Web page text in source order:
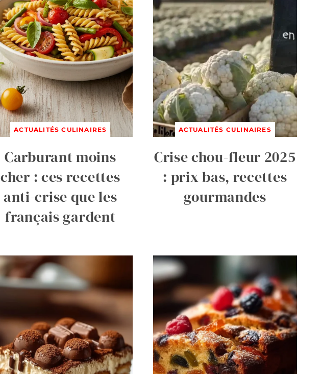
ACTUALITÉS CULINAIRES
Carburant moins
cher : ces recettes
anti-crise que les
français gardent
ACTUALITÉS CULINAIRES
Crise chou-fleur 2025
: prix bas, recettes
gourmandes